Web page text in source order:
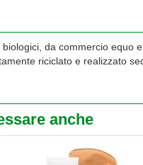
biologici, da commercio equo
riciclato e realizzato
anche